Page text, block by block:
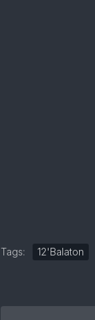
Tags: 12'Balaton